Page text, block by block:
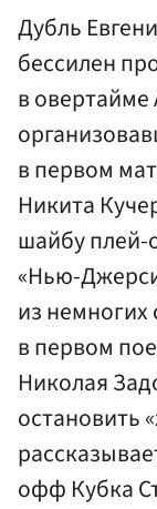
Дубль
бессилен
в
в первом
Никита
шайбу плей-
«Нью-
из немногих
в первом
Николая
остановить
офф Кубка